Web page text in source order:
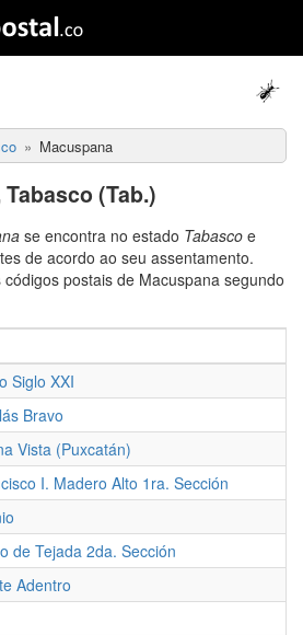
Macuspana
(Tab.)
se encontra no estado Tabasco e
de acordo ao seu assentamento.
postais de Macuspana segundo
Siglo XXI
Bravo
Vista (Puxcatán)
I. Madero Alto 1ra. Sección
de Tejada 2da. Sección
Adentro